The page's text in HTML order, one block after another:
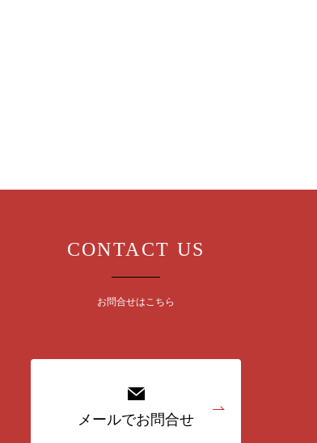
CONTACT US
お問合せはこちら
メールでお問合せ